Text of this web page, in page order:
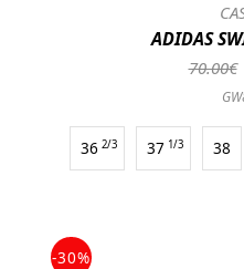
ADIDAS
70.00€
36 2/3 37 1/3 38
-30%